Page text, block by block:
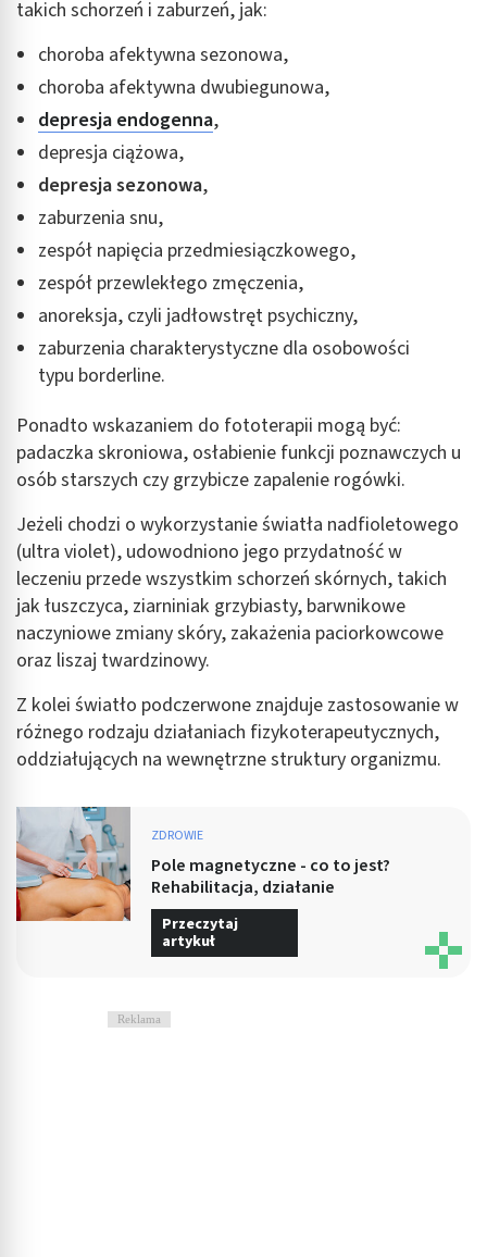
takich schorzeń i zaburzeń, jak:
choroba afektywna sezonowa,
choroba afektywna dwubiegunowa,
depresja endogenna,
depresja ciążowa,
depresja sezonowa,
zaburzenia snu,
zespół napięcia przedmiesiączkowego,
zespół przewlekłego zmęczenia,
anoreksja, czyli jadłowstręt psychiczny,
zaburzenia charakterystyczne dla osobowości
typu borderline.
Ponadto wskazaniem do fototerapii mogą być:
padaczka skroniowa, osłabienie funkcji poznawczych u
osób starszych czy grzybicze zapalenie rogówki.
Jeżeli chodzi o wykorzystanie światła nadfioletowego
(ultra violet), udowodniono jego przydatność w
leczeniu przede wszystkim schorzeń skórnych, takich
jak łuszczyca, ziarniniak grzybiasty, barwnikowe
naczyniowe zmiany skóry, zakażenia paciorkowcowe
oraz liszaj twardzinowy.
Z kolei światło podczerwone znajduje zastosowanie w
różnego rodzaju działaniach fizykoterapeutycznych,
oddziałujących na wewnętrzne struktury organizmu.
ZDROWIE
Pole magnetyczne - co to jest?
Rehabilitacja, działanie
Przeczytaj
artykuł
Reklama